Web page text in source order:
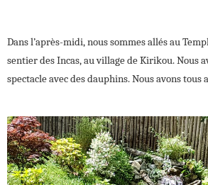
Dans l’après-midi, nous sommes allés au
sentier des Incas, au village de Kirikou. Nous
spectacle avec des dauphins. Nous avons tous